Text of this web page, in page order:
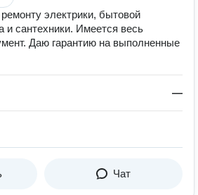
электрики, бытовой
и сантехники. Имеется весь
Даю гарантию на выполненные
—
Чат